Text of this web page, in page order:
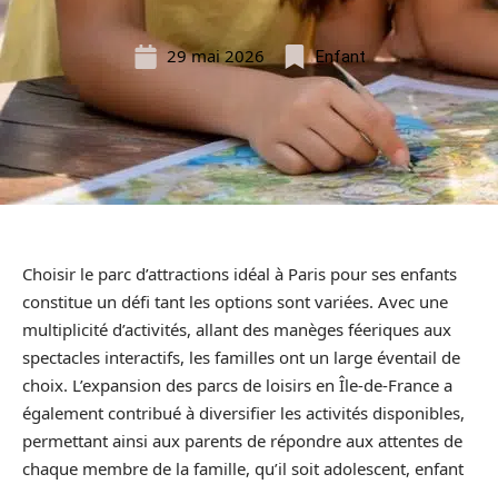
29 mai 2026 Enfant
Choisir le parc d’attractions idéal à Paris pour ses enfants
constitue un défi tant les options sont variées. Avec une
multiplicité d’activités, allant des manèges féeriques aux
spectacles interactifs, les familles ont un large éventail de
choix. L’expansion des parcs de loisirs en Île-de-France a
également contribué à diversifier les activités disponibles,
permettant ainsi aux parents de répondre aux attentes de
chaque membre de la famille, qu’il soit adolescent, enfant